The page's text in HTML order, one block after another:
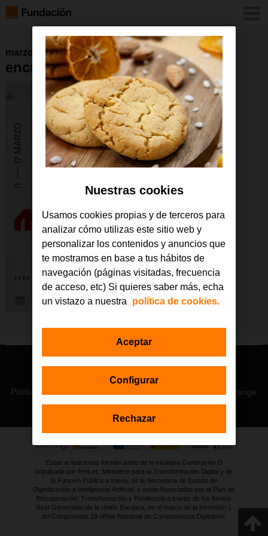
marzo 2024
encuentro_mujeres
© Orange 2026
Lectura accesible: Confort+
Política de privacidad
Orange
Estas actuaciones forman parte de la iniciativa Generación D
impulsada por Red.es, Ministerio para la Transformación Digital y de
la Función Pública a través de la Secretaría de Estado de
Digitalización e Inteligencia Artificial, y están financiadas por el Plan de
Recuperación, Transformación y Resiliencia a través de los fondos
Next Generation de la Unión Europea, en el marco de la Inversión 1
del Componente 19 «Plan Nacional de Competencias Digitales».
Nuestras cookies
Usamos cookies propias y de terceros para
analizar cómo utilizas este sitio web y
personalizar los contenidos y anuncios que
te mostramos en base a tus hábitos de
navegación (páginas visitadas, frecuencia
de acceso, etc) Si quieres saber más, echa
un vistazo a nuestra
política de cookies.
Configurar
Rechazar
Aceptar